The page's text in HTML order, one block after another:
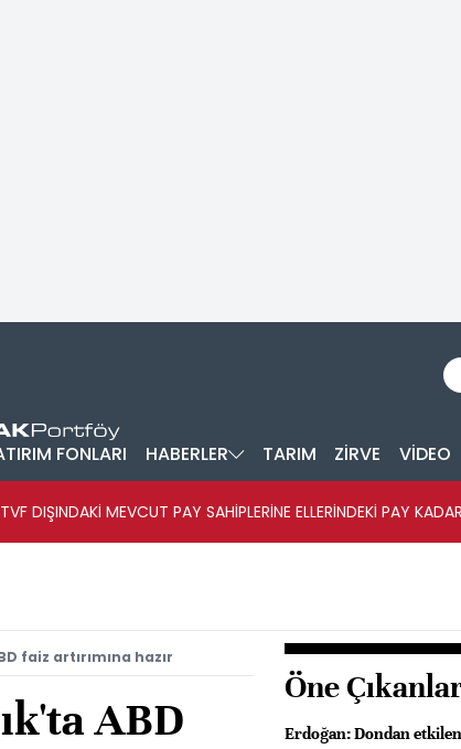
FONLARI HABERLER TARIM ZİRVE VİDEO
DIŞINDAKİ MEVCUT PAY SAHİPLERİNE ELLERİNDEKİ PAY
faiz artırımına hazır
ABD
Öne
Erdoğan: Dondan